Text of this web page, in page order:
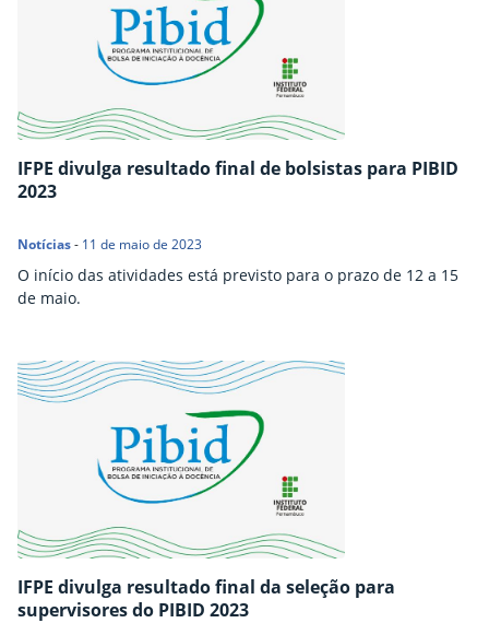
IFPE divulga resultado final de bolsistas para PIBID
2023
Notícias- 11 de maio de 2023
O início das atividades está previsto para o prazo de 12 a 15
de maio.
IFPE divulga resultado final da seleção para
supervisores do PIBID 2023